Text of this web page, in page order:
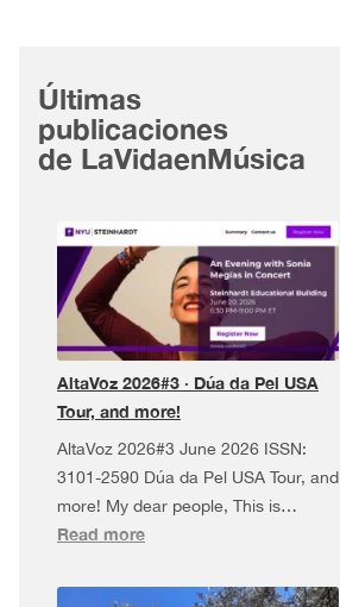
Últimas
publicaciones
de LaVidaenMúsica
AltaVoz 2026#3 · Dúa da Pel USA
Tour, and more!
AltaVoz 2026#3 June 2026 ISSN:
3101-2590 Dúa da Pel USA Tour, and
more! My dear people, This is…
Read more:
2026#3